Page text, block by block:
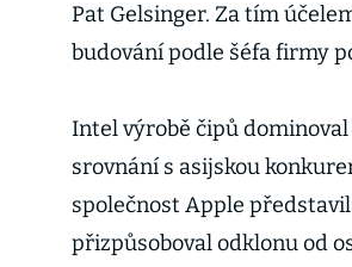
Pat Gelsinger. Za tím
budování podle šéfa firmy
Intel výrobě čipů
srovnání s asijskou
společnost Apple
přizpůsoboval odklonu od